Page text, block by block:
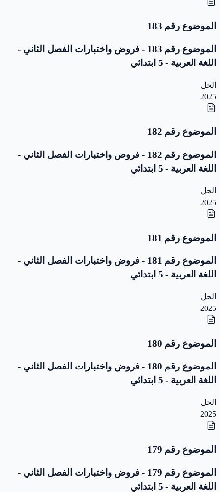
الموضوع رقم 183
الموضوع رقم 183 - فروض واختبارات الفصل الثاني -
اللغة العربية - 5 ابتدائي
الحل
2025
الموضوع رقم 182
الموضوع رقم 182 - فروض واختبارات الفصل الثاني -
اللغة العربية - 5 ابتدائي
الحل
2025
الموضوع رقم 181
الموضوع رقم 181 - فروض واختبارات الفصل الثاني -
اللغة العربية - 5 ابتدائي
الحل
2025
الموضوع رقم 180
الموضوع رقم 180 - فروض واختبارات الفصل الثاني -
اللغة العربية - 5 ابتدائي
الحل
2025
الموضوع رقم 179
الموضوع رقم 179 - فروض واختبارات الفصل الثاني -
اللغة العربية - 5 ابتدائي